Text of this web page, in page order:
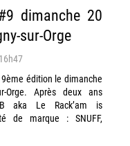
dimanche 20
sur-Orge
édition le dimanche
Orge. Après deux ans
aka Le Rack’am is
de marque : SNUFF,